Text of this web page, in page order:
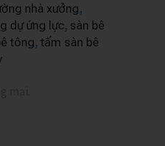
nhà xưởng,
dự ứng lực, sàn bê
tông, tấm sàn bê